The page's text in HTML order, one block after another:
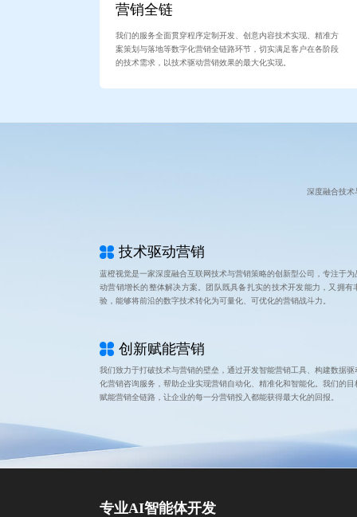
营销全链
我们的服务全面贯穿程序定制开发、创意内容技术实现、精准方
案策划与落地等数字化营销全链路环节，切实满足客户在各阶段
的技术需求，以技术驱动营销效果的最大化实现。
深度融合技术
技术驱动营销
蓝橙视觉是一家深度融合互联网技术与营销策略的创新型公司，专注于
动营销增长的整体解决方案。团队既具备扎实的技术开发能力，又拥有
验，能够将前沿的数字技术转化为可量化、可优化的营销战斗力。
创新赋能营销
我们致力于打破技术与营销的壁垒，通过开发智能营销工具、构建数据
化营销咨询服务，帮助企业实现营销自动化、精准化和智能化。我们的
赋能营销全链路，让企业的每一分营销投入都能获得最大化的回报。
专业AI智能体开发